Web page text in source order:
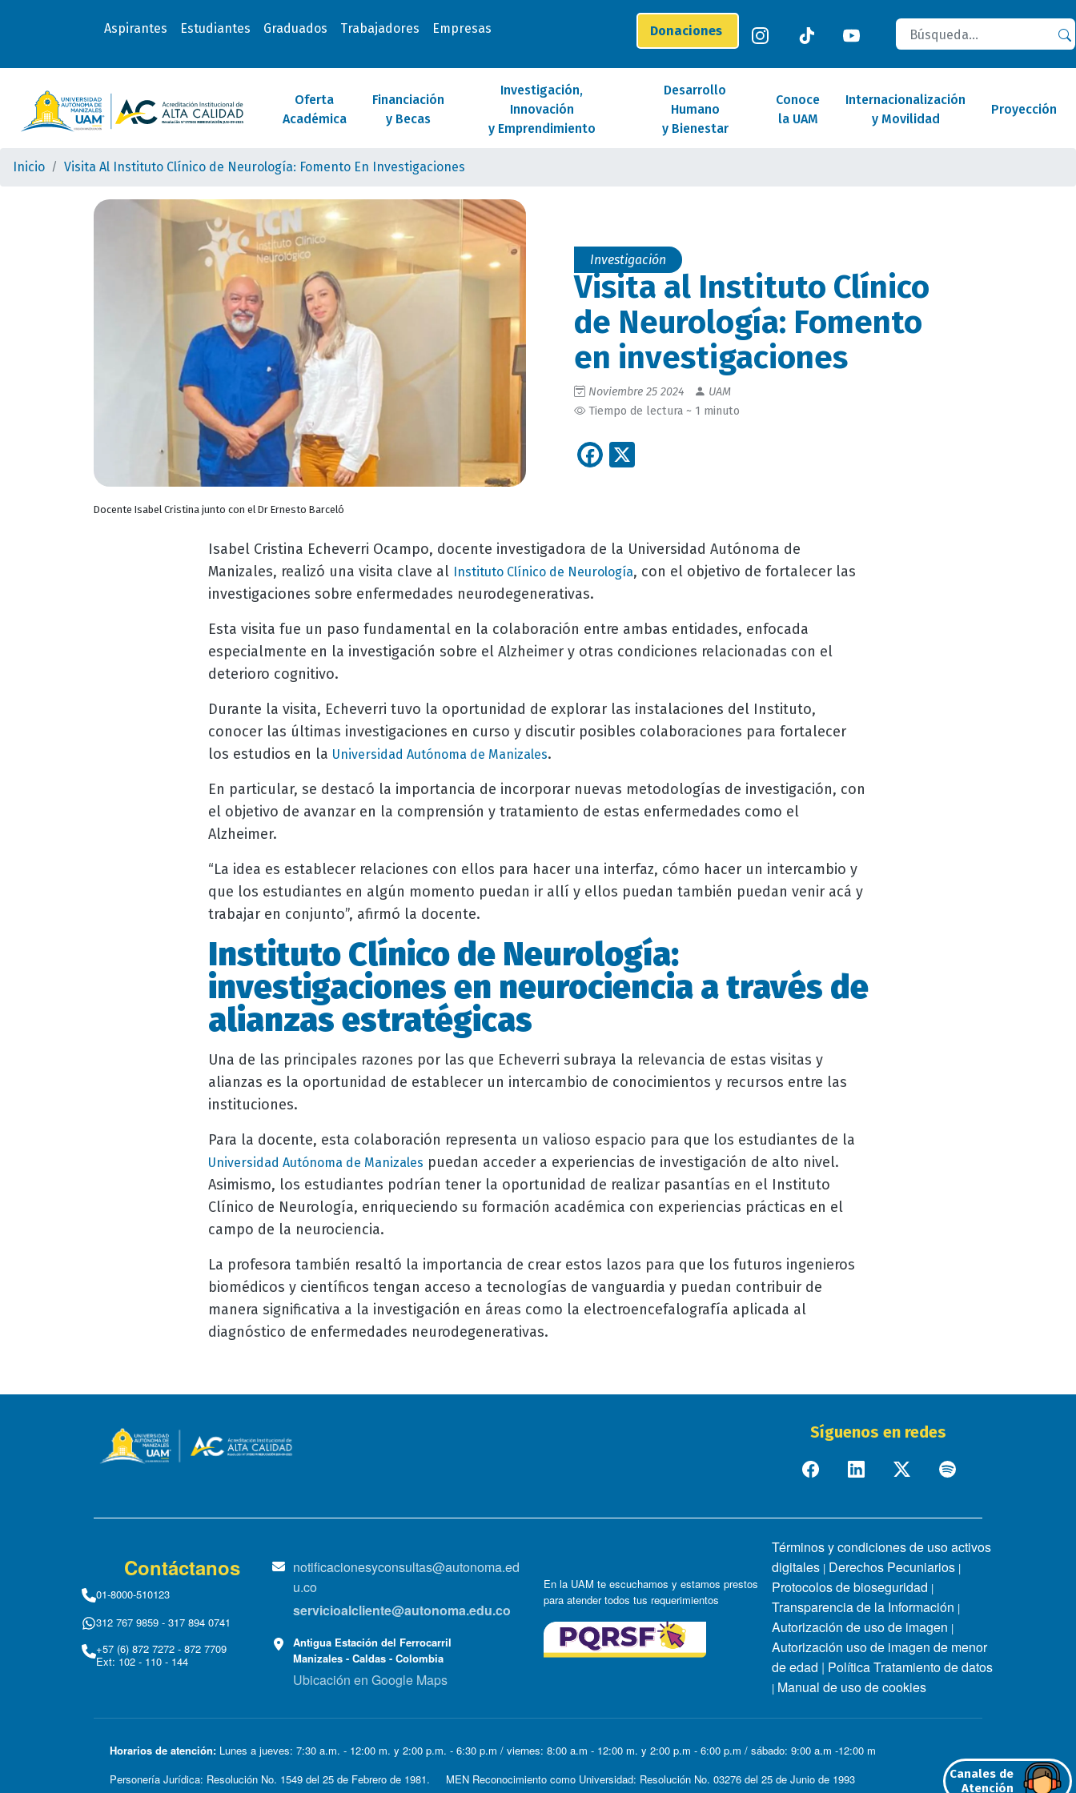
Aspirantes Estudiantes Graduados Trabajadores Empresas Donaciones
Buscar
Oferta
Académica
Financiación
y Becas
Investigación,
Innovación
y Emprendimiento
Desarrollo
Humano
y Bienestar
Conoce
la UAM
Internacionalización
y Movilidad
Proyección
Inicio Visita Al Instituto Clínico de Neurología: Fomento En Investigaciones
Docente Isabel Cristina junto con el Dr Ernesto Barceló
Investigación
Visita al Instituto Clínico
de Neurología: Fomento
en investigaciones
Noviembre 25 2024
UAM
Tiempo de lectura ~ 1 minuto
Facebook
Isabel Cristina Echeverri Ocampo, docente investigadora de la Universidad Autónoma de
Manizales, realizó una visita clave al Instituto Clínico de Neurología, con el objetivo de fortalecer las
investigaciones sobre enfermedades neurodegenerativas.
Esta visita fue un paso fundamental en la colaboración entre ambas entidades, enfocada
especialmente en la investigación sobre el Alzheimer y otras condiciones relacionadas con el
deterioro cognitivo.
Durante la visita, Echeverri tuvo la oportunidad de explorar las instalaciones del Instituto,
conocer las últimas investigaciones en curso y discutir posibles colaboraciones para fortalecer
los estudios en la Universidad Autónoma de Manizales.
En particular, se destacó la importancia de incorporar nuevas metodologías de investigación, con
el objetivo de avanzar en la comprensión y tratamiento de estas enfermedades como el
Alzheimer.
“La idea es establecer relaciones con ellos para hacer una interfaz, cómo hacer un intercambio y
que los estudiantes en algún momento puedan ir allí y ellos puedan también puedan venir acá y
trabajar en conjunto”, afirmó la docente.
Instituto Clínico de Neurología:
investigaciones en neurociencia a través de
alianzas estratégicas
Una de las principales razones por las que Echeverri subraya la relevancia de estas visitas y
alianzas es la oportunidad de establecer un intercambio de conocimientos y recursos entre las
instituciones.
Para la docente, esta colaboración representa un valioso espacio para que los estudiantes de la
Universidad Autónoma de Manizales puedan acceder a experiencias de investigación de alto nivel.
Asimismo, los estudiantes podrían tener la oportunidad de realizar pasantías en el Instituto
Clínico de Neurología, enriqueciendo su formación académica con experiencias prácticas en el
campo de la neurociencia.
La profesora también resaltó la importancia de crear estos lazos para que los futuros ingenieros
biomédicos y científicos tengan acceso a tecnologías de vanguardia y puedan contribuir de
manera significativa a la investigación en áreas como la electroencefalografía aplicada al
diagnóstico de enfermedades neurodegenerativas.
Canales de
Atención
Síguenos en redes
Contáctanos
01-8000-510123
312 767 9859 - 317 894 0741
+57 (6) 872 7272 - 872 7709
Ext: 102 - 110 - 144
notificacionesyconsultas@autonoma.ed
u.co
servicioalcliente@autonoma.edu.co
Antigua Estación del Ferrocarril
Manizales - Caldas - Colombia
Ubicación en Google Maps
En la UAM te escuchamos y estamos prestos
para atender todos tus requerimientos
Términos y condiciones de uso activos
digitales | Derechos Pecuniarios |
Protocolos de bioseguridad |
Transparencia de la Información |
Autorización de uso de imagen |
Autorización uso de imagen de menor
de edad | Política Tratamiento de datos
| Manual de uso de cookies
Horarios de atención: Lunes a jueves: 7:30 a.m. - 12:00 m. y 2:00 p.m. - 6:30 p.m / viernes: 8:00 a.m - 12:00 m. y 2:00 p.m - 6:00 p.m / sábado: 9:00 a.m -12:00 m
Personería Jurídica: Resolución No. 1549 del 25 de Febrero de 1981. MEN Reconocimiento como Universidad: Resolución No. 03276 del 25 de Junio de 1993